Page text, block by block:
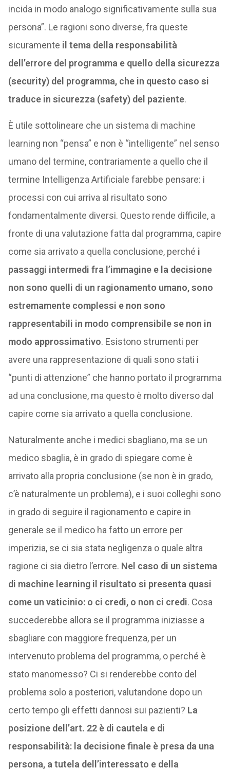
incida in modo analogo significativamente sulla sua
persona”. Le ragioni sono diverse, fra queste
sicuramente il tema della responsabilità
dell’errore del programma e quello della sicurezza
(security) del programma, che in questo caso si
traduce in sicurezza (safety) del paziente.
È utile sottolineare che un sistema di machine
learning non “pensa” e non è “intelligente” nel senso
umano del termine, contrariamente a quello che il
termine Intelligenza Artificiale farebbe pensare: i
processi con cui arriva al risultato sono
fondamentalmente diversi. Questo rende difficile, a
fronte di una valutazione fatta dal programma, capire
come sia arrivato a quella conclusione, perché i
passaggi intermedi fra l’immagine e la decisione
non sono quelli di un ragionamento umano, sono
estremamente complessi e non sono
rappresentabili in modo comprensibile se non in
modo approssimativo. Esistono strumenti per
avere una rappresentazione di quali sono stati i
“punti di attenzione” che hanno portato il programma
ad una conclusione, ma questo è molto diverso dal
capire come sia arrivato a quella conclusione.
Naturalmente anche i medici sbagliano, ma se un
medico sbaglia, è in grado di spiegare come è
arrivato alla propria conclusione (se non è in grado,
c’è naturalmente un problema), e i suoi colleghi sono
in grado di seguire il ragionamento e capire in
generale se il medico ha fatto un errore per
imperizia, se ci sia stata negligenza o quale altra
ragione ci sia dietro l’errore. Nel caso di un sistema
di machine learning il risultato si presenta quasi
come un vaticinio: o ci credi, o non ci credi. Cosa
succederebbe allora se il programma iniziasse a
sbagliare con maggiore frequenza, per un
intervenuto problema del programma, o perché è
stato manomesso? Ci si renderebbe conto del
problema solo a posteriori, valutandone dopo un
certo tempo gli effetti dannosi sui pazienti? La
posizione dell’art. 22 è di cautela e di
responsabilità: la decisione finale è presa da una
persona, a tutela dell’interessato e della